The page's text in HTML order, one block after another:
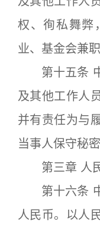
权、徇私舞弊
业、基金会兼职
第十五条 中
及其他工作人
并有责任为与
当事人保守秘密
第三章 人
第十六条 中
人民币。以人